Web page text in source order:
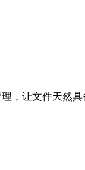
，让文件天然具